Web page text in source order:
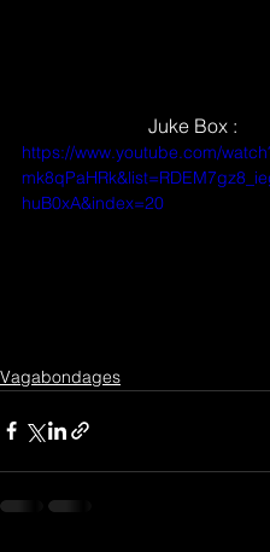
Juke Box :
https://www.youtube.com/
huB0xA&index=20
Vagabondages